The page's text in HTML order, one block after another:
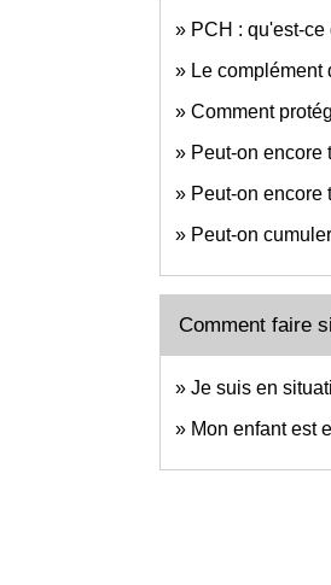
PCH : qu'est-
Le complément
Comment
Peut-on encore
Peut-on encore
Peut-on
Comment faire
Je suis en
Mon enfant est